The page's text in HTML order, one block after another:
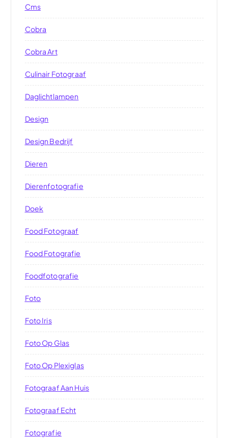
Cms
Cobra
Cobra Art
Culinair Fotograaf
Daglichtlampen
Design
Design Bedrijf
Dieren
Dierenfotografie
Doek
Food Fotograaf
Food Fotografie
Foodfotografie
Foto
Foto Iris
Foto Op Glas
Foto Op Plexiglas
Fotograaf Aan Huis
Fotograaf Echt
Fotografie